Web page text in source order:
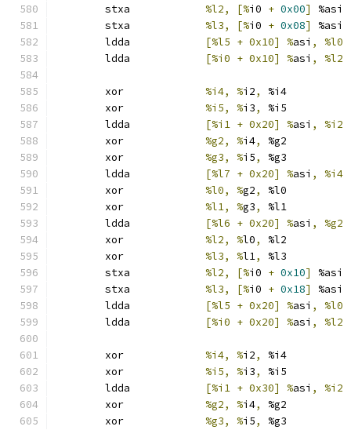
%l2, [%i0 + 0x00]
%asi
%l3, [%i0 + 0x08]
%asi
[%l5 + 0x10] %asi ,
[%i0 + 0x10] %asi ,
%i4, %i2,
%i4
%i5, %i3,
%i5
[%i1 + 0x20] %asi ,
%g2, %i4,
%g2
%g3, %i5,
%g3
[%l7 + 0x20] %asi ,
%l0, %g2,
%l0
%l1, %g3,
%l1
[%l6 + 0x20] %asi ,
%l2, %l0,
%l2
%l3, %l1,
%l3
%l2, [%i0 + 0x10]
%asi
%l3, [%i0 + 0x18]
%asi
[%l5 + 0x20] %asi ,
[%i0 + 0x20] %asi ,
%i4, %i2,
%i4
%i5, %i3,
%i5
[%i1 + 0x30] %asi ,
%g2, %i4,
%g2
%g3, %i5,
%g3